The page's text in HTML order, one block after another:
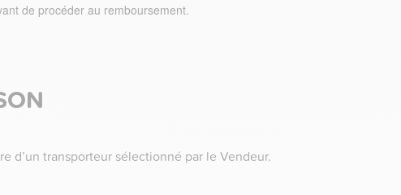
de procéder au remboursement.
d’un transporteur sélectionné par le Vendeur.